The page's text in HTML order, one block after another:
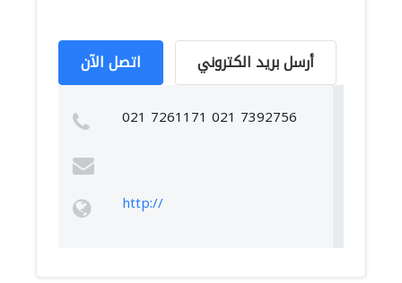
اتصل الآن أرسل بريد الكتروني
021 7261171 021 7392756
http://